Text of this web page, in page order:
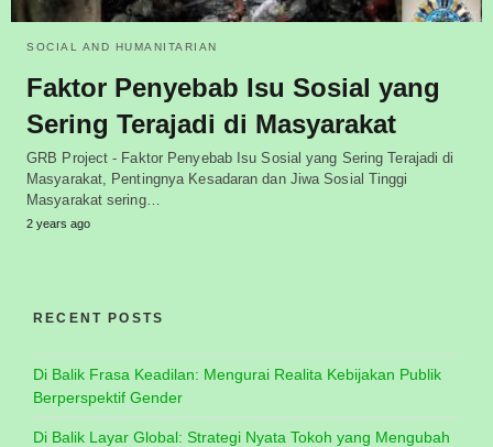
SOCIAL AND HUMANITARIAN
Faktor Penyebab Isu Sosial yang
Sering Terajadi di Masyarakat
GRB Project - Faktor Penyebab Isu Sosial yang Sering Terajadi di
Masyarakat, Pentingnya Kesadaran dan Jiwa Sosial Tinggi
Masyarakat sering…
2 years ago
RECENT POSTS
Di Balik Frasa Keadilan: Mengurai Realita Kebijakan Publik
Berperspektif Gender
Di Balik Layar Global: Strategi Nyata Tokoh yang Mengubah